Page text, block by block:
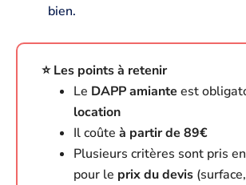
bien.
⭐️ Les points à retenir
Le DAPP amiante est
location
Il coûte à partir de 89€
Plusieurs critères sont pris
pour le prix du devis